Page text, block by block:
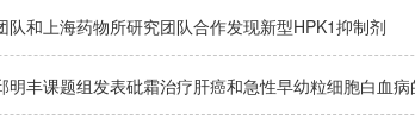
和上海药物所研究团队合作发现新型HPK1抑制剂
丰课题组发表砒霜治疗肝癌和急性早幼粒细胞白血